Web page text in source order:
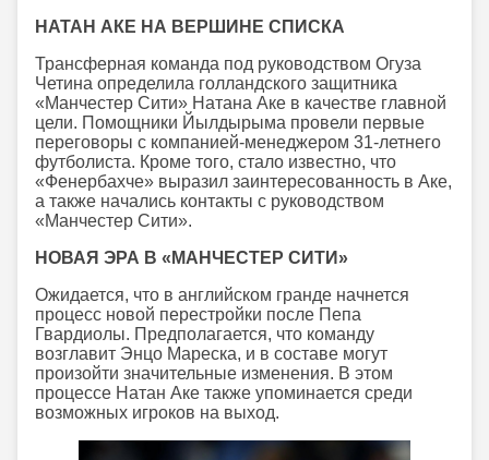
НАТАН АКЕ НА ВЕРШИНЕ СПИСКА
Трансферная команда под руководством Огуза
Четина определила голландского защитника
«Манчестер Сити» Натана Аке в качестве главной
цели. Помощники Йылдырыма провели первые
переговоры с компанией-менеджером 31-летнего
футболиста. Кроме того, стало известно, что
«Фенербахче» выразил заинтересованность в Аке,
а также начались контакты с руководством
«Манчестер Сити».
НОВАЯ ЭРА В «МАНЧЕСТЕР СИТИ»
Ожидается, что в английском гранде начнется
процесс новой перестройки после Пепа
Гвардиолы. Предполагается, что команду
возглавит Энцо Мареска, и в составе могут
произойти значительные изменения. В этом
процессе Натан Аке также упоминается среди
возможных игроков на выход.